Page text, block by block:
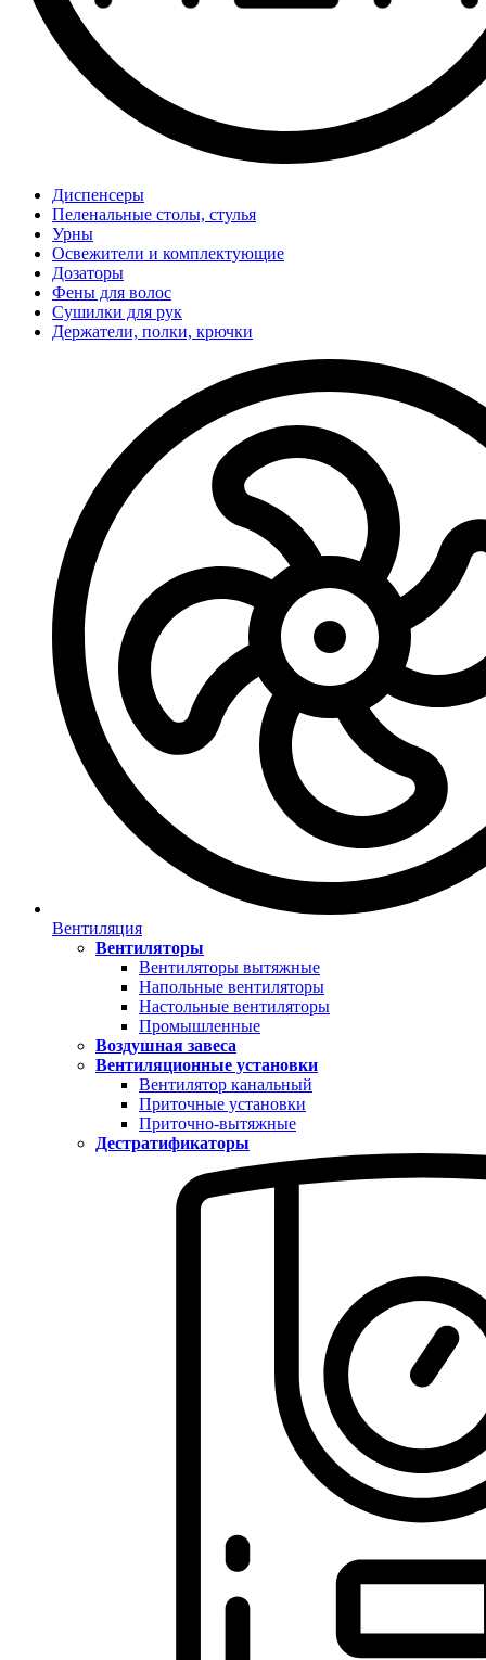
Диспенсеры
Пеленальные столы, стулья
Урны
Освежители и комплектующие
Дозаторы
Фены для волос
Сушилки для рук
Держатели, полки, крючки
Вентиляция
Вентиляторы
Вентиляторы вытяжные
Напольные вентиляторы
Настольные вентиляторы
Промышленные
Воздушная завеса
Вентиляционные установки
Вентилятор канальный
Приточные установки
Приточно-вытяжные
Дестратификаторы